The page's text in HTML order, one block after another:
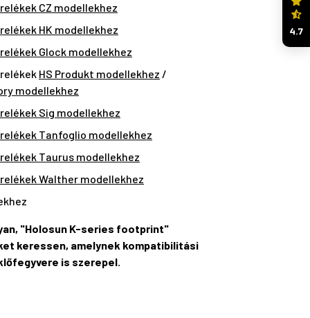
CZ modellekhez
HK modellekhez
Glock modellekhez
HS Produkt modellekhez /
modellekhez
Sig modellekhez
Tanfoglio modellekhez
Taurus modellekhez
Walther modellekhez
"Holosun K-series footprint"
keressen, amelynek kompatibilitási
is szerepel.
4.7